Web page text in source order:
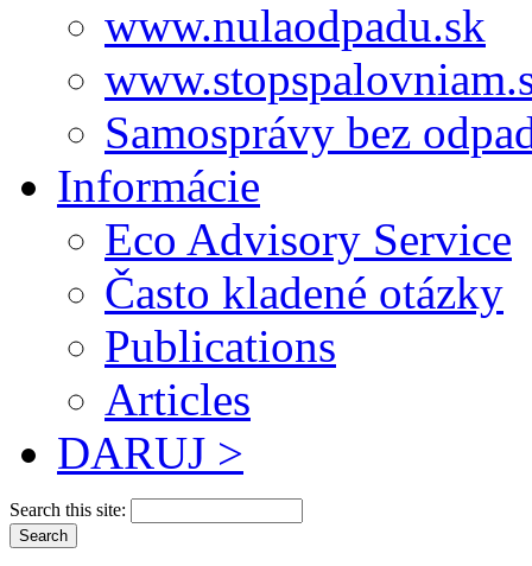
www.nulaodpadu.sk
Samosprávy bez
Informácie
Eco Advisory Service
Často kladené otázky
Publications
Articles
DARUJ >
Search this site: